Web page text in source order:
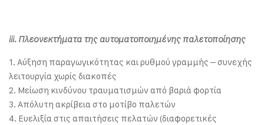
iii. Πλεονεκτήματα της αυτοματοποιημένης παλετοποίησης
1. Αύξηση παραγωγικότητας και ρυθμού γραμμής – συνεχής
λειτουργία χωρίς διακοπές
2. Μείωση κινδύνου τραυματισμών από βαριά φορτία
3. Απόλυτη ακρίβεια στο μοτίβο παλετών
4. Ευελιξία στις απαιτήσεις πελατών (διαφορετικές